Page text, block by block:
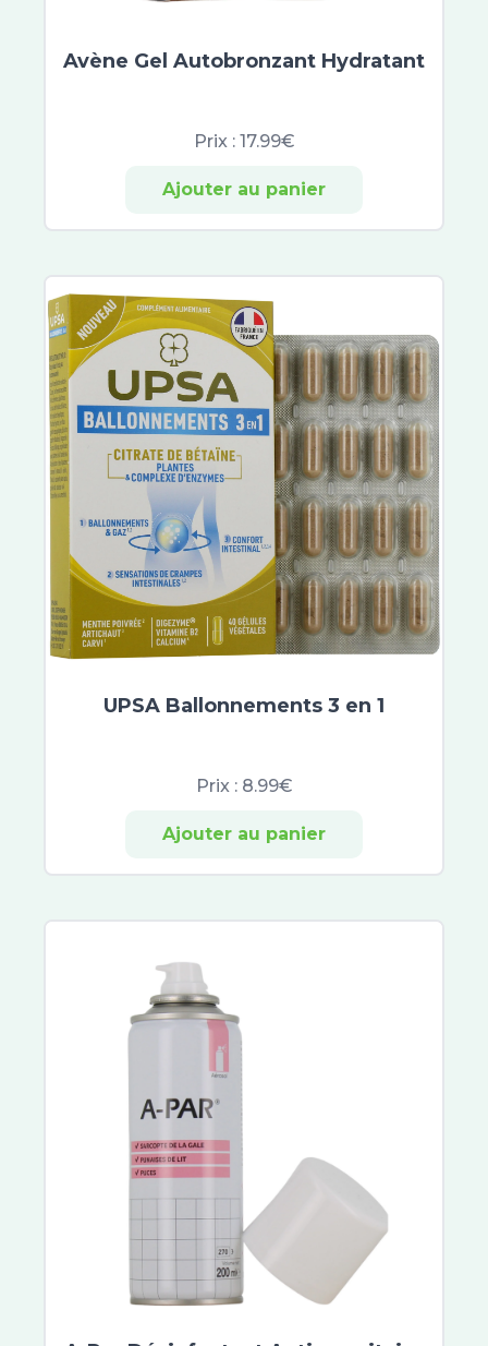
Actipoche
Sugant
Granions
Décontractant Musculaire
Silagic
Immubio
Biocyte
Melicare
Luxeol
Enotime
Krème
My Variations
OctoVita
Eucerin Sun Protection
BSN medical
Hartmann
Asept InMed
Oléocaps
Elanco
BioGaia
Medela
Curaprox
Alfasigma
IBSA
ISDIN
Inovance
Procare Health France
Procter et Gamble
Oral-B iO
Avène Gel Autobronzant Hydratant
Prix : 17.99€
Ajouter au panier
UPSA Ballonnements 3 en 1
Prix : 8.99€
Ajouter au panier